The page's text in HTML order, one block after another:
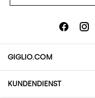
GIGLIO.COM
Über uns
KUNDENDIENST